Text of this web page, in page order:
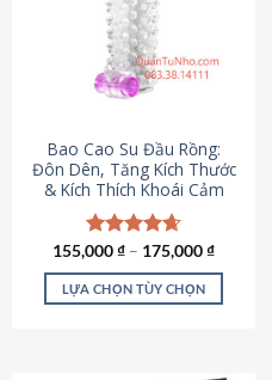
Các
tùy
chọn
có
chọn
trên
trang
sản
phẩm
Bao Cao Su Đầu Rồng:
Đôn Dên, Tăng Kích Thước
& Kích Thích Khoái Cảm
Được xếp
hạng4.69
5 sao
155,000₫ – 175,000₫
LỰA CHỌN TÙY CHỌN